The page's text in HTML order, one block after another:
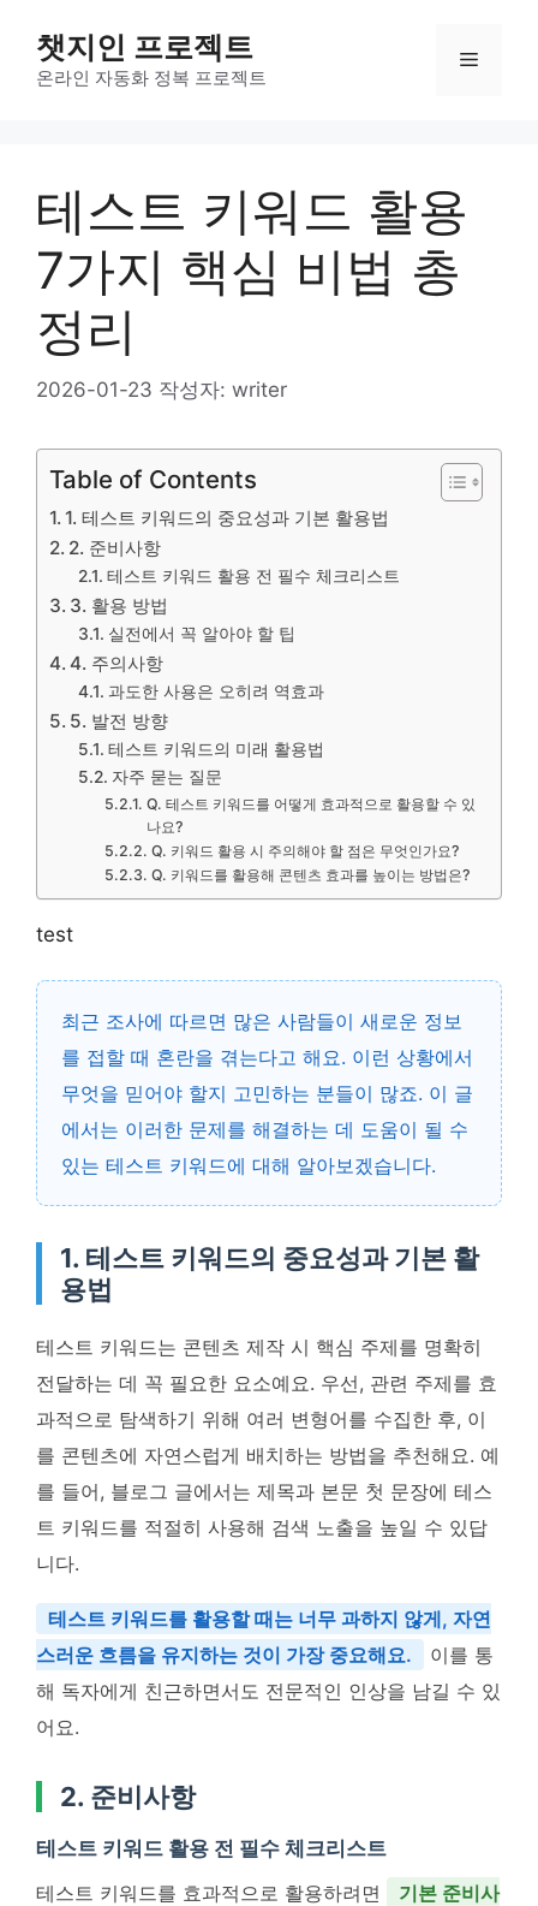
챗지인 프로젝트
온라인 자동화 정복 프로젝트
메
테스트 키워드 활용
7가지 핵심 비법 총
정리
2026-01-23 작성자: writer
Table of Contents
1. 테스트 키워드의 중요성과 기본 활용법
2. 준비사항
테스트 키워드 활용 전 필수 체크리스트
3. 활용 방법
실전에서 꼭 알아야 할 팁
4. 주의사항
과도한 사용은 오히려 역효과
5. 발전 방향
테스트 키워드의 미래 활용법
자주 묻는 질문
Q. 테스트 키워드를 어떻게 효과적으로 활용할 수 있
나요?
Q. 키워드 활용 시 주의해야 할 점은 무엇인가요?
Q. 키워드를 활용해 콘텐츠 효과를 높이는 방법은?
test
최근 조사에 따르면 많은 사람들이 새로운 정보
를 접할 때 혼란을 겪는다고 해요. 이런 상황에서
무엇을 믿어야 할지 고민하는 분들이 많죠. 이 글
에서는 이러한 문제를 해결하는 데 도움이 될 수
있는 테스트 키워드에 대해 알아보겠습니다.
1. 테스트 키워드의 중요성과 기본 활
용법
테스트 키워드는 콘텐츠 제작 시 핵심 주제를 명확히
전달하는 데 꼭 필요한 요소예요. 우선, 관련 주제를 효
과적으로 탐색하기 위해 여러 변형어를 수집한 후, 이
를 콘텐츠에 자연스럽게 배치하는 방법을 추천해요. 예
를 들어, 블로그 글에서는 제목과 본문 첫 문장에 테스
트 키워드를 적절히 사용해 검색 노출을 높일 수 있답
니다.
테스트 키워드를 활용할 때는 너무 과하지 않게, 자연
스러운 흐름을 유지하는 것이 가장 중요해요.
이를 통
해 독자에게 친근하면서도 전문적인 인상을 남길 수 있
어요.
2. 준비사항
테스트 키워드 활용 전 필수 체크리스트
테스트 키워드를 효과적으로 활용하려면
기본 준비사